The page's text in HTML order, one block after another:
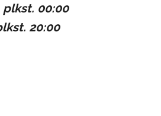
plkst. 00:00
20:00